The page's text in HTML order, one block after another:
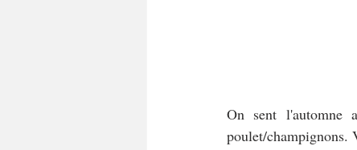
On sent l'automne
poulet/champignons.